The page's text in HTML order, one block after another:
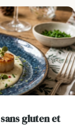
gluten et